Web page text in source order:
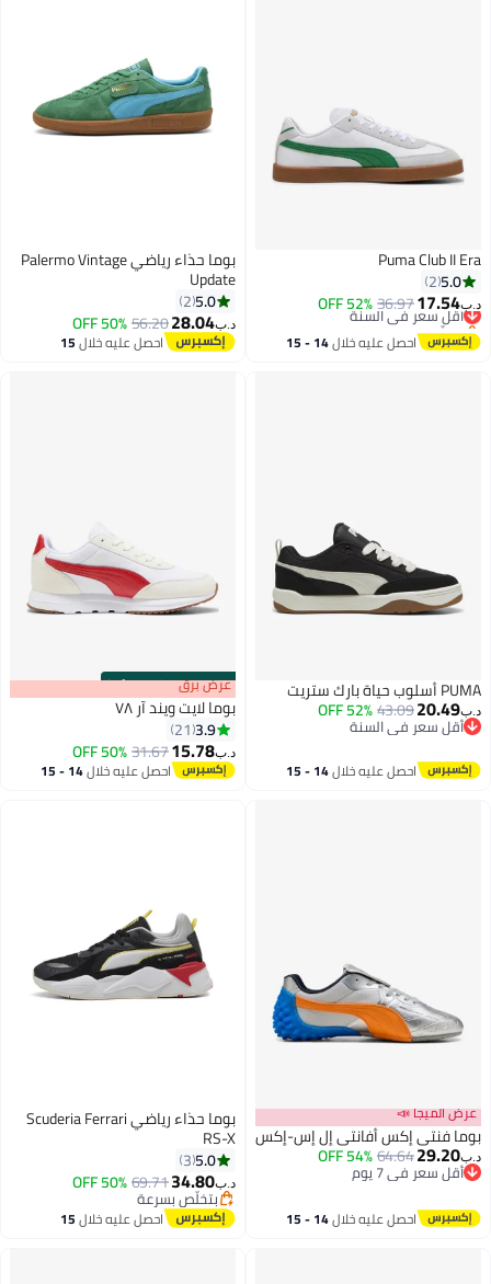
Puma
2
36.97
52% OFF
سعر في السنة
بسرعة
سعر في السنة
احصل عليه خلال 14 - 15
بوما حذاء رياضي Palermo Vintage
Update
2
28.04
56.20
50% OFF
احصل عليه خلال15
اغسطس
43.09
52% OFF
سعر في السنة
سعر في السنة
احصل عليه خلال 14 - 15
00m
·
100% Left
2
عرض برق
بوما لايت ويند آر ٧٨
21
15.78
31.67
50% OFF
احصل عليه خلال 14 - 15
📣
فنتي إكس أفانتي إل إس-إكس
64.64
54% OFF
سعر في 7 يوم
في 7 يوم
احصل عليه خلال 14 - 15
بوما حذاء رياضي Scuderia Ferrari
RS-X
3
34.80
69.71
50% OFF
بتخلّص بسرعة
بتخلّص بسرعةاحصل عليه خلال15
اغسطس